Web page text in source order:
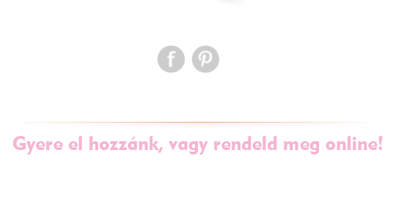
Gyere el hozzánk, vagy rendeld meg online!